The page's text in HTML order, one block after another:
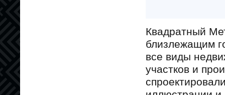
Квадратный
близлежащим
все виды
участков и